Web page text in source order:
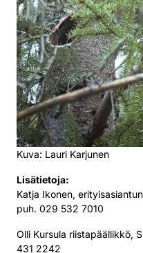
Kuva: Lauri Karjunen
Lisätietoja:
Katja Ikonen,
puh. 029 532 7010
Olli Kursula riistapäällikkö,
431 2242